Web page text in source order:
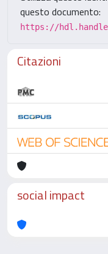
questo documento:
https://
Citazioni
social impact